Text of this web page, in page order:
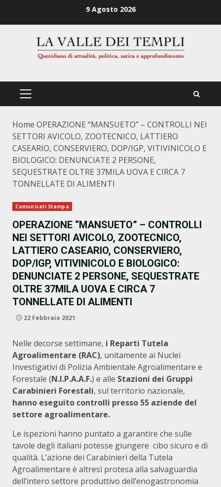
9 Agosto 2026
PRIMÄRES
Home OPERAZIONE “MANSUETO” – CONTROLLI NEI
SETTORI AVICOLO, ZOOTECNICO, LATTIERO
CASEARIO, CONSERVIERO, DOP/IGP, VITIVINICOLO E
BIOLOGICO: DENUNCIATE 2 PERSONE,
SEQUESTRATE OLTRE 37MILA UOVA E CIRCA 7
TONNELLATE DI ALIMENTI
Comunicati Stampa
OPERAZIONE “MANSUETO” – CONTROLLI
NEI SETTORI AVICOLO, ZOOTECNICO,
LATTIERO CASEARIO, CONSERVIERO,
DOP/IGP, VITIVINICOLO E BIOLOGICO:
DENUNCIATE 2 PERSONE, SEQUESTRATE
OLTRE 37MILA UOVA E CIRCA 7
TONNELLATE DI ALIMENTI
22 Febbraio 2021
Nelle decorse settimane, i Reparti Tutela
Agroalimentare (RAC), unitamente ai Nuclei
Investigativi di Polizia Ambientale Agroalimentare e
Forestale (N.I.P.A.A.F.) e alle Stazioni dei Gruppi
Carabinieri Forestali, sul territorio nazionale,
hanno eseguito controlli presso 55 aziende del
settore agroalimentare.
Le ispezioni hanno puntato a garantire che sulle
tavole degli italiani potesse giungere cibo sicuro e di
qualità. L’azione dei Carabinieri della Tutela
Agroalimentare è altresì protesa alla salvaguardia
dell’intero settore produttivo dell’enogastronomia